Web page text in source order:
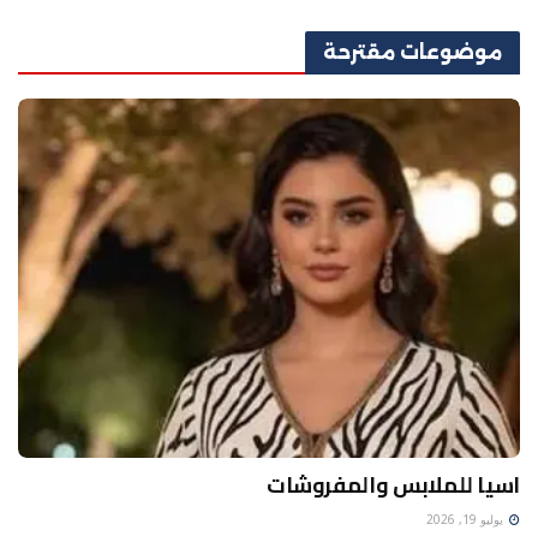
موضوعات مقترحة
اسيا للملابس والمفروشات
يوليو 19, 2026